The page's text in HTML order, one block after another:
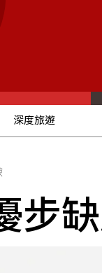
深度旅遊
步